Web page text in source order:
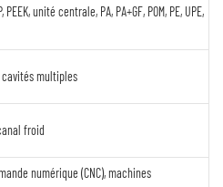
PEEK, unité centrale, PA, PA+GF, POM, PE, UPE,
multiples
froid
numérique (CNC), machines